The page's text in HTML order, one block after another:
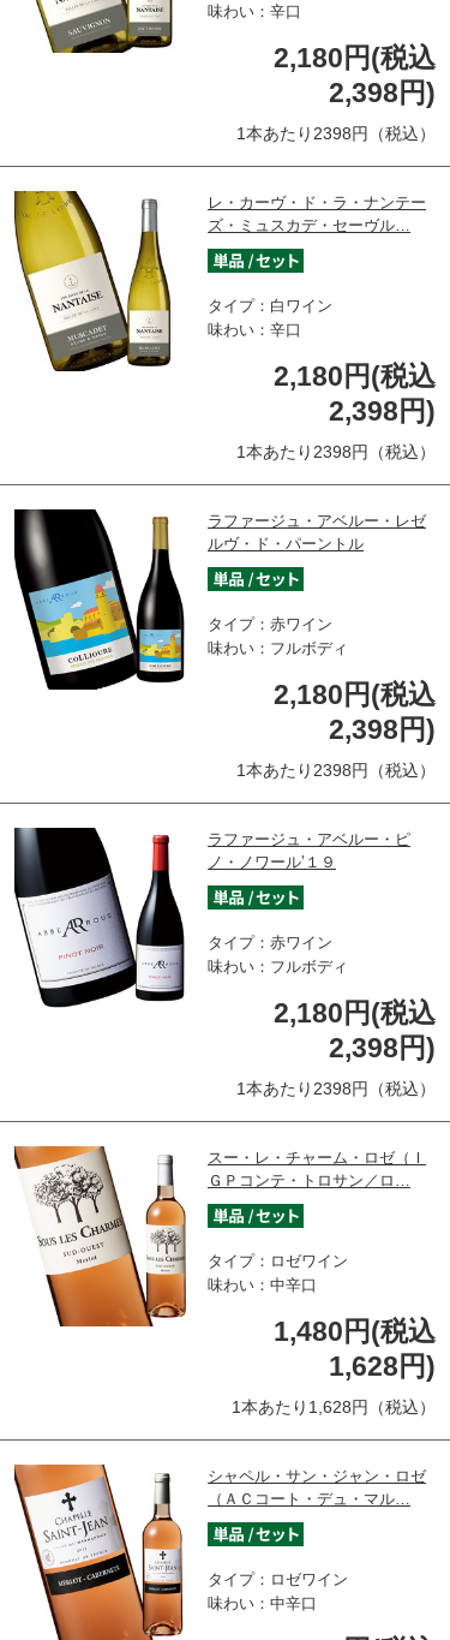
味わい：辛口
2,180円(税込
2,398円)
1本あたり2398円（税込）
レ・カーヴ・ド・ラ・ナンテー
ズ・ミュスカデ・セーヴル…
タイプ：白ワイン
味わい：辛口
2,180円(税込
2,398円)
1本あたり2398円（税込）
ラファージュ・アベルー・レゼ
ルヴ・ド・パーントル
タイプ：赤ワイン
味わい：フルボディ
2,180円(税込
2,398円)
1本あたり2398円（税込）
ラファージュ・アベルー・ピ
ノ・ノワール’１９
タイプ：赤ワイン
味わい：フルボディ
2,180円(税込
2,398円)
1本あたり2398円（税込）
スー・レ・チャーム・ロゼ（Ｉ
ＧＰコンテ・トロサン／ロ…
タイプ：ロゼワイン
味わい：中辛口
1,480円(税込
1,628円)
1本あたり1,628円（税込）
シャペル・サン・ジャン・ロゼ
（ＡＣコート・デュ・マル…
タイプ：ロゼワイン
味わい：中辛口